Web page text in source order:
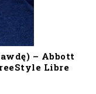
– Abbott
Libre